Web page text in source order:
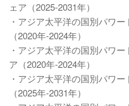
ェア（2025-2031年）
・アジア太平洋の国別パワ
（2020年-2024年）
・アジア太平洋の国別パワ
ア（2020年-2024年）
・アジア太平洋の国別パワ
（2025年-2031年）